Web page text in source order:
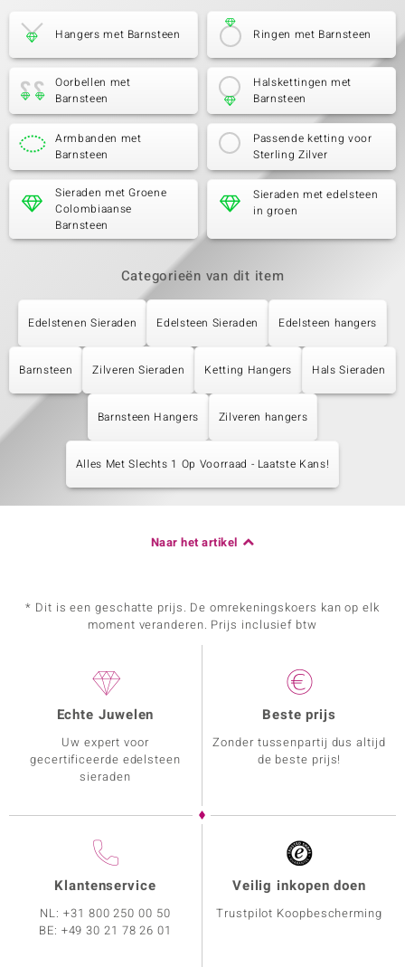
Hangers met Barnsteen Ringen met Barnsteen
Oorbellen met
Barnsteen
Halskettingen met
Barnsteen
Armbanden met
Barnsteen
Passende ketting voor
Sterling Zilver
Sieraden met Groene
Colombiaanse
Barnsteen
Sieraden met edelsteen
in groen
Categorieën van dit item
Edelstenen Sieraden Edelsteen Sieraden Edelsteen hangers
Barnsteen Zilveren Sieraden Ketting Hangers Hals Sieraden
Barnsteen Hangers Zilveren hangers
Alles Met Slechts 1 Op Voorraad - Laatste Kans!
Naar het artikel
* Dit is een geschatte prijs. De omrekeningskoers kan op elk
moment veranderen. Prijs inclusief btw
Echte Juwelen
Uw expert voor
gecertificeerde edelsteen
sieraden
Beste prijs
Zonder tussenpartij dus altijd
de beste prijs!
Klantenservice
NL:+31 800 250 00 50
BE: +49 30 21 78 26 01
Veilig inkopen doen
Trustpilot Koopbescherming